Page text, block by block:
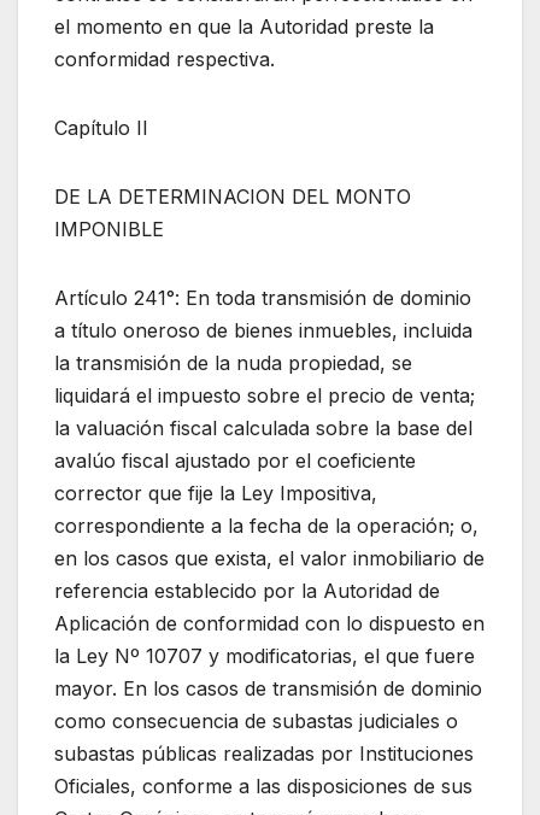
el momento en que la Autoridad preste la
conformidad respectiva.
Capítulo II
DE LA DETERMINACION DEL MONTO
IMPONIBLE
Artículo 241°: En toda transmisión de dominio
a título oneroso de bienes inmuebles, incluida
la transmisión de la nuda propiedad, se
liquidará el impuesto sobre el precio de venta;
la valuación fiscal calculada sobre la base del
avalúo fiscal ajustado por el coeficiente
corrector que fije la Ley Impositiva,
correspondiente a la fecha de la operación; o,
en los casos que exista, el valor inmobiliario de
referencia establecido por la Autoridad de
Aplicación de conformidad con lo dispuesto en
la Ley Nº 10707 y modificatorias, el que fuere
mayor. En los casos de transmisión de dominio
como consecuencia de subastas judiciales o
subastas públicas realizadas por Instituciones
Oficiales, conforme a las disposiciones de sus